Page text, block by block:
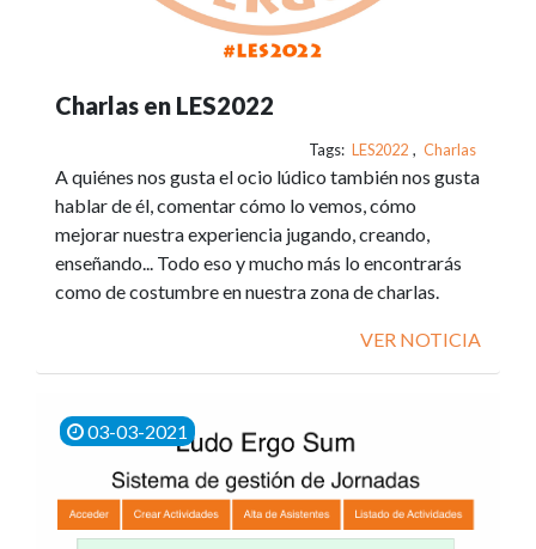
Charlas en LES2022
Tags: LES2022 , Charlas
A quiénes nos gusta el ocio lúdico también nos gusta
hablar de él, comentar cómo lo vemos, cómo
mejorar nuestra experiencia jugando, creando,
enseñando... Todo eso y mucho más lo encontrarás
como de costumbre en nuestra zona de charlas.
VER NOTICIA
03-03-2021